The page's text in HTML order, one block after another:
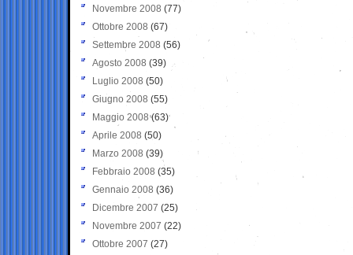
Novembre 2008 (77)
Ottobre 2008 (67)
Settembre 2008 (56)
Agosto 2008 (39)
Luglio 2008 (50)
Giugno 2008 (55)
Maggio 2008(63)
Aprile 2008 (50)
Marzo 2008 (39)
Febbraio 2008 (35)
Gennaio 2008 (36)
Dicembre 2007 (25)
Novembre 2007 (22)
Ottobre 2007 (27)